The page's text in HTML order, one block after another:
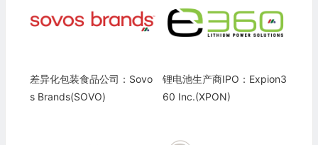
差异化包装食品公司：Sovo
s Brands(SOVO)
锂电池生产商IPO：Expion3
60 Inc.(XPON)